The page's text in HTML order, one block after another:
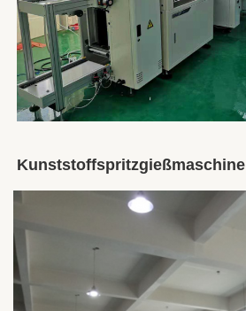
Kunststoffspritzgießmaschine